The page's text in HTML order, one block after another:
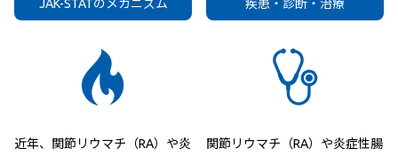
JAK-STATのメカニズム
近年、関節リウマチ（RA）や炎
疾患・診断・治療
関節リウマチ（RA）や炎症性腸